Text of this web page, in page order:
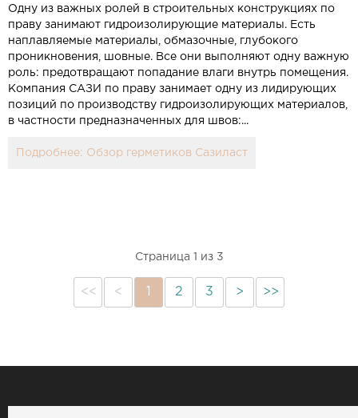
Одну из важных ролей в строительных конструкциях по
праву занимают гидроизолирующие материалы. Есть
наплавляемые материалы, обмазочные, глубокого
проникновения, шовные. Все они выполняют одну важную
роль: предотвращают попадание влаги внутрь помещения.
Компания САЗИ по праву занимает одну из лидирующих
позиций по производству гидроизолирующих материалов,
в частности предназначенных для швов:...
Подробнее: Обзор герметиков Сазиласт
Страница 1 из 3
<< < 2 3 > >>